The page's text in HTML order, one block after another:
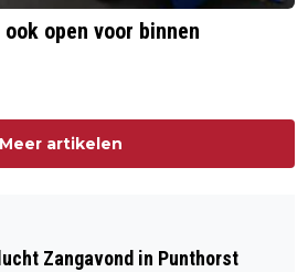
open voor binnen
Meer artikelen
Zangavond in Punthorst